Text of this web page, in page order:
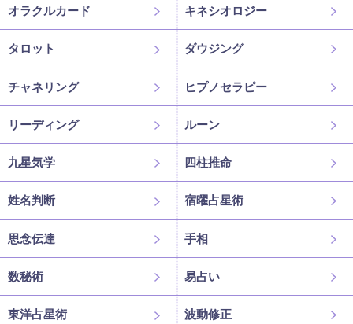
オラクルカード キネシオロジー
タロット ダウジング
チャネリング ヒプノセラピー
リーディング ルーン
九星気学 四柱推命
姓名判断 宿曜占星術
思念伝達 手相
数秘術 易占い
東洋占星術 波動修正